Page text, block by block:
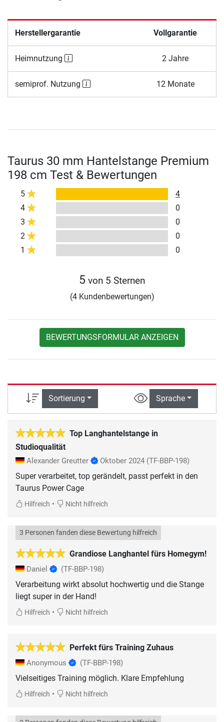
Herstellergarantie Vollgarantie
Heimnutzung 2 Jahre
semiprof. Nutzung 12 Monate
Taurus 30 mm Hantelstange Premium
198 cm Test & Bewertungen
5
4
4
0
3
0
2
0
1
0
5 von 5 Sternen
(4 Kundenbewertungen)
BEWERTUNGSFORMULAR ANZEIGEN
Sortierung Sprache
Top Langhantelstange in
Studioqualität
Alexander Greutter Oktober 2024 (TF-BBP-198)
Super verarbeitet, top gerändelt, passt perfekt in den
Taurus Power Cage
Hilfreich • Nicht hilfreich
Grandiose Langhantel fürs Homegym!
3 Personen fanden diese Bewertung hilfreich
Daniel (TF-BBP-198)
Verarbeitung wirkt absolut hochwertig und die Stange
liegt super in der Hand!
Hilfreich • Nicht hilfreich
Perfekt fürs Training Zuhaus
Anonymous (TF-BBP-198)
Vielseitiges Training möglich. Klare Empfehlung
Hilfreich • Nicht hilfreich